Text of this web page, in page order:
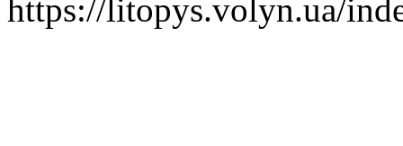
https://litopys.volyn.ua/